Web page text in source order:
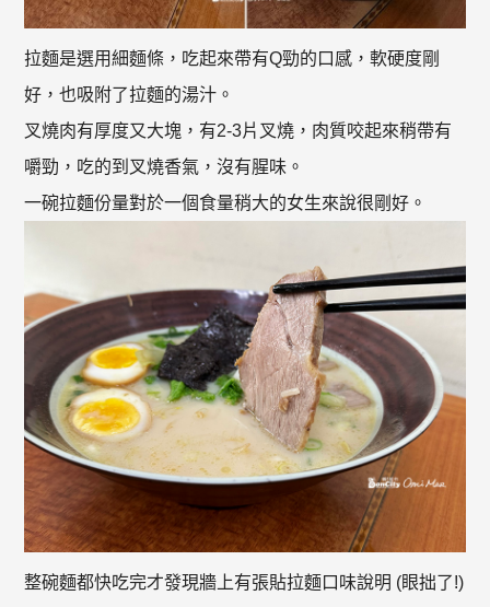
拉麵是選用細麵條，吃起來帶有Q勁的口感，軟硬度剛
好，也吸附了拉麵的湯汁。
叉燒肉有厚度又大塊，有2-3片叉燒，肉質咬起來稍帶有
嚼勁，吃的到叉燒香氣，沒有腥味。
一碗拉麵份量對於一個食量稍大的女生來說很剛好。
整碗麵都快吃完才發現牆上有張貼拉麵口味說明 (眼拙了!)